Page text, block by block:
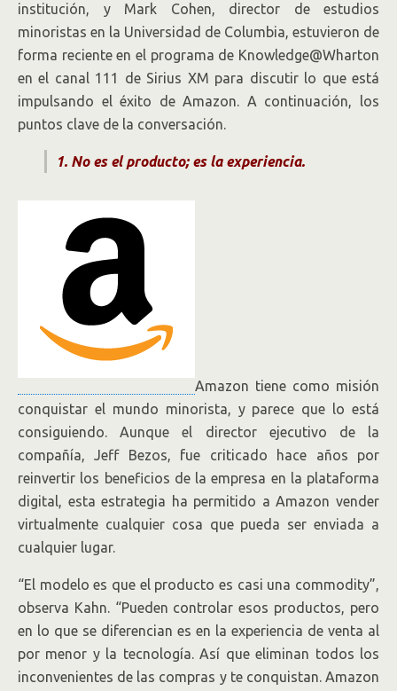
institución, y Mark Cohen, director de estudios
minoristas en la Universidad de Columbia, estuvieron de
forma reciente en el programa de Knowledge@Wharton
en el canal 111 de Sirius XM para discutir lo que está
impulsando el éxito de Amazon. A continuación, los
puntos clave de la conversación.
1. No es el producto; es la experiencia.
Amazon tiene como misión
conquistar el mundo minorista, y parece que lo está
consiguiendo. Aunque el director ejecutivo de la
compañía, Jeff Bezos, fue criticado hace años por
reinvertir los beneficios de la empresa en la plataforma
digital, esta estrategia ha permitido a Amazon vender
virtualmente cualquier cosa que pueda ser enviada a
cualquier lugar.
“El modelo es que el producto es casi una commodity”,
observa Kahn. “Pueden controlar esos productos, pero
en lo que se diferencian es en la experiencia de venta al
por menor y la tecnología. Así que eliminan todos los
inconvenientes de las compras y te conquistan. Amazon